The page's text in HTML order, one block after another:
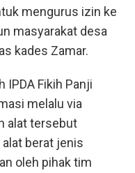
mengurus izin ke
masyarakat desa
kades Zamar.
IPDA Fikih Panji
melalu via
alat tersebut
alat berat jenis
oleh pihak tim